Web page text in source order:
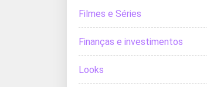
Filmes e Séries
Finanças e investimentos
Looks